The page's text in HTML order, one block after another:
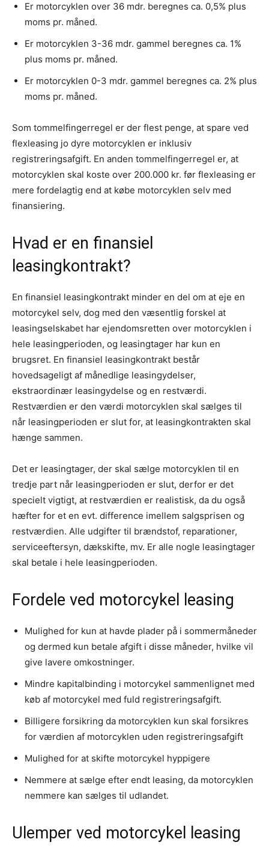
Er motorcyklen over 36 mdr. beregnes ca. 0,5% plus
moms pr. måned.
Er motorcyklen 3-36 mdr. gammel beregnes ca. 1%
plus moms pr. måned.
Er motorcyklen 0-3 mdr. gammel beregnes ca. 2% plus
moms pr. måned.
Som tommelfingerregel er der flest penge, at spare ved
flexleasing jo dyre motorcyklen er inklusiv
registreringsafgift. En anden tommelfingerregel er, at
motorcyklen skal koste over 200.000 kr. før flexleasing er
mere fordelagtig end at købe motorcyklen selv med
finansiering.
Hvad er en finansiel
leasingkontrakt?
En finansiel leasingkontrakt minder en del om at eje en
motorcykel selv, dog med den væsentlig forskel at
leasingselskabet har ejendomsretten over motorcyklen i
hele leasingperioden, og leasingtager har kun en
brugsret. En finansiel leasingkontrakt består
hovedsageligt af månedlige leasingydelser,
ekstraordinær leasingydelse og en restværdi.
Restværdien er den værdi motorcyklen skal sælges til
når leasingperioden er slut for, at leasingkontrakten skal
hænge sammen.
Det er leasingtager, der skal sælge motorcyklen til en
tredje part når leasingperioden er slut, derfor er det
specielt vigtigt, at restværdien er realistisk, da du også
hæfter for et en evt. difference imellem salgsprisen og
restværdien. Alle udgifter til brændstof, reparationer,
serviceeftersyn, dækskifte, mv. Er alle nogle leasingtager
skal betale i hele leasingperioden.
Fordele ved motorcykel leasing
Mulighed for kun at havde plader på i sommermåneder
og dermed kun betale afgift i disse måneder, hvilke vil
give lavere omkostninger.
Mindre kapitalbinding i motorcykel sammenlignet med
køb af motorcykel med fuld registreringsafgift.
Billigere forsikring da motorcyklen kun skal forsikres
for værdien af motorcyklen uden registreringsafgift
Mulighed for at skifte motorcykel hyppigere
Nemmere at sælge efter endt leasing, da motorcyklen
nemmere kan sælges til udlandet.
Ulemper ved motorcykel leasing